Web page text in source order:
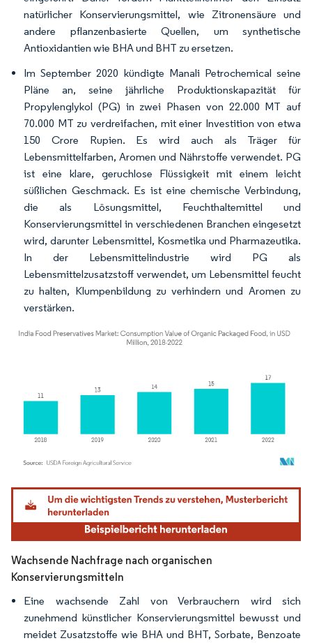
natürlicher Konservierungsmittel, wie Zitronensäure und
andere pflanzenbasierte Quellen, um synthetische
Antioxidantien wie BHA und BHT zu ersetzen.
Im September 2020 kündigte Manali Petrochemical seine
Pläne an, seine jährliche Produktionskapazität für
Propylenglykol (PG) in zwei Phasen von 22.000 MT auf
70.000 MT zu verdreifachen, mit einer Investition von etwa
150 Crore Rupien. Es wird auch als Träger für
Lebensmittelfarben, Aromen und Nährstoffe verwendet. PG
ist eine klare, geruchlose Flüssigkeit mit einem leicht
süßlichen Geschmack. Es ist eine chemische Verbindung,
die als Lösungsmittel, Feuchthaltemittel und
Konservierungsmittel in verschiedenen Branchen eingesetzt
wird, darunter Lebensmittel, Kosmetika und Pharmazeutika.
In der Lebensmittelindustrie wird PG als
Lebensmittelzusatzstoff verwendet, um Lebensmittel feucht
zu halten, Klumpenbildung zu verhindern und Aromen zu
verstärken.
Bild © Mordor Intelligence. Wiederverwendung erfordert Namensnennung gemäß
Wachsende Nachfrage nach organischen
Konservierungsmitteln
Eine wachsende Zahl von Verbrauchern wird sich
zunehmend künstlicher Konservierungsmittel bewusst und
meidet Zusatzstoffe wie BHA und BHT, Sorbate, Benzoate